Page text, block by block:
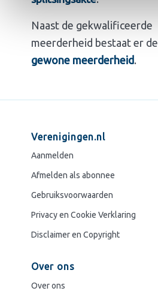
Naast de gekwalificeerde
meerderheid bestaat er de
gewone meerderheid.
Verenigingen.nl
Aanmelden
Afmelden als abonnee
Gebruiksvoorwaarden
Privacy en Cookie Verklaring
Disclaimer en Copyright
Over ons
Over ons